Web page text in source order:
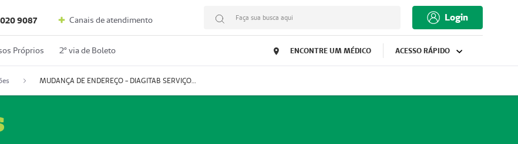
9087 Canais de atendimento Faça sua busca aqui Login
Próprios 2º via de Boleto ENCONTRE UM MÉDICO ACESSO RÁPIDO
MUDANÇA DE ENDEREÇO - DIAGITAB SERVIÇOS MÉDICOS LTDA (54003267-5)